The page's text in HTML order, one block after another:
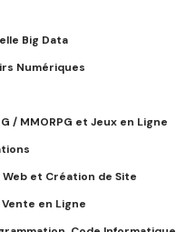
Big Data
Numériques
/ MMORPG et Jeux en Ligne
et Création de Site
en Ligne